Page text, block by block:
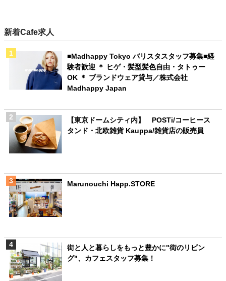
新着Cafe求人
■Madhappy Tokyo バリスタスタッフ募集■経
験者歓迎 ＊ ヒゲ・髪型髪色自由・タトゥー
OK ＊ ブランドウェア貸与／株式会社
Madhappy Japan
【東京ドームシティ内】 POSTi/コーヒース
タンド・北欧雑貨 Kauppa/雑貨店の販売員
Marunouchi Happ.STORE
街と人と暮らしをもっと豊かに"街のリビン
グ"、カフェスタッフ募集！